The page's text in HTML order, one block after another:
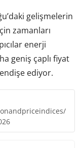
gelişmelerin
zamanları
enerji
geniş çaplı fiyat
ediyor.